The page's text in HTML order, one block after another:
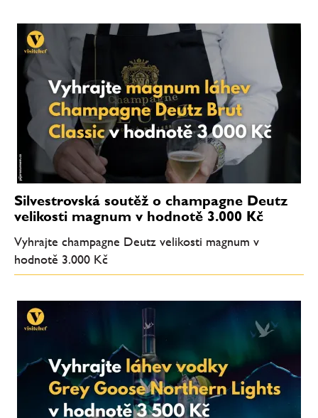
Silvestrovská soutěž o champagne Deutz
velikosti magnum v hodnotě 3.000 Kč
Vyhrajte champagne Deutz velikosti magnum v
hodnotě 3.000 Kč